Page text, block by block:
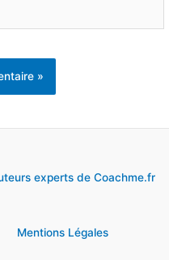
experts de Coachme.fr
Mentions Légales